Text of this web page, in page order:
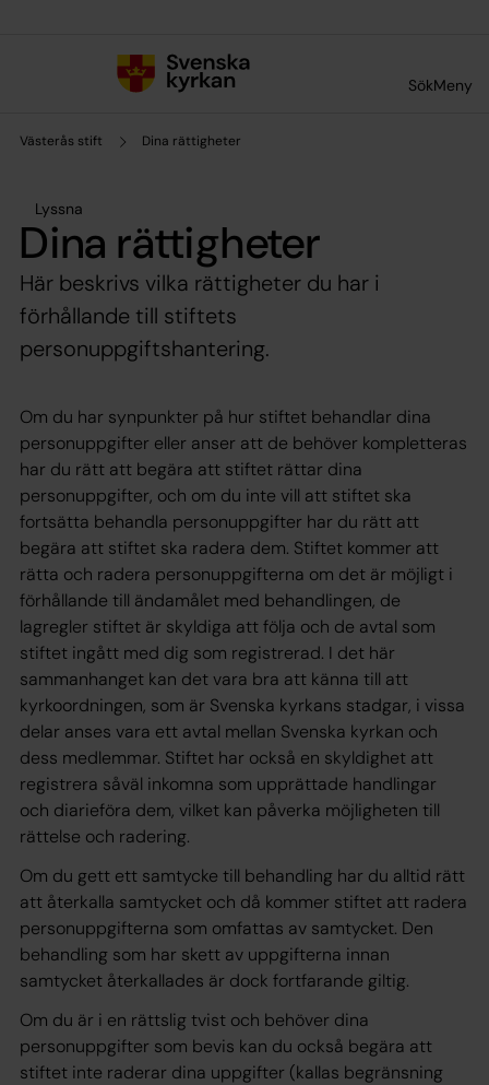
SökMeny
Västerås stift Dina rättigheter
Lyssna
Dina rättigheter
Här beskrivs vilka rättigheter du har i
förhållande till stiftets
personuppgiftshantering.
Om du har synpunkter på hur stiftet behandlar dina
personuppgifter eller anser att de behöver kompletteras
har du rätt att begära att stiftet rättar dina
personuppgifter, och om du inte vill att stiftet ska
fortsätta behandla personuppgifter har du rätt att
begära att stiftet ska radera dem. Stiftet kommer att
rätta och radera personuppgifterna om det är möjligt i
förhållande till ändamålet med behandlingen, de
lagregler stiftet är skyldiga att följa och de avtal som
stiftet ingått med dig som registrerad. I det här
sammanhanget kan det vara bra att känna till att
kyrkoordningen, som är Svenska kyrkans stadgar, i vissa
delar anses vara ett avtal mellan Svenska kyrkan och
dess medlemmar. Stiftet har också en skyldighet att
registrera såväl inkomna som upprättade handlingar
och diarieföra dem, vilket kan påverka möjligheten till
rättelse och radering.
Om du gett ett samtycke till behandling har du alltid rätt
att återkalla samtycket och då kommer stiftet att radera
personuppgifterna som omfattas av samtycket. Den
behandling som har skett av uppgifterna innan
samtycket återkallades är dock fortfarande giltig.
Om du är i en rättslig tvist och behöver dina
personuppgifter som bevis kan du också begära att
stiftet inte raderar dina uppgifter (kallas begränsning